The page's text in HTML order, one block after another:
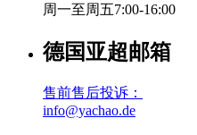
周一至周五7:00-16:00
德国亚超邮箱
售前售后投诉：
info@yachao.de